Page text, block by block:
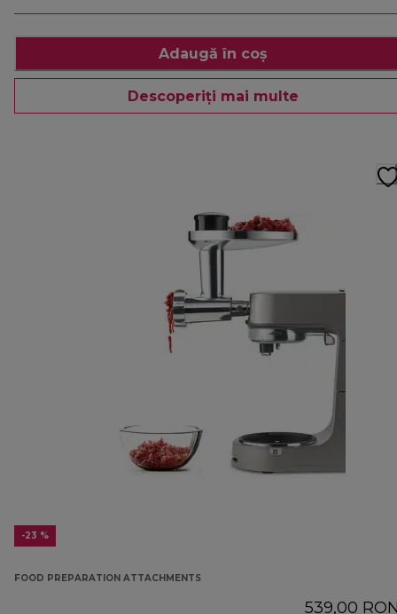
Adaugă în coș
Descoperiți mai multe
-23 %
FOOD PREPARATION ATTACHMENTS
539,00